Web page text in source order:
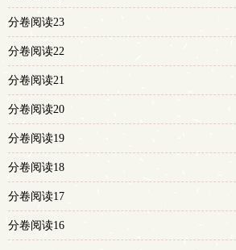
分卷阅读23
分卷阅读22
分卷阅读21
分卷阅读20
分卷阅读19
分卷阅读18
分卷阅读17
分卷阅读16